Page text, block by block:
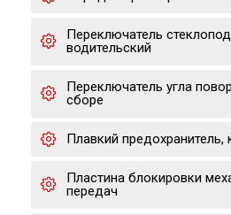
Переключатель
водительский
Переключатель угла
сборе
Плавкий предохранитель,
Пластина блокировки
передач